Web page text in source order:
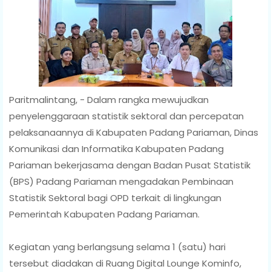
Paritmalintang, - Dalam rangka mewujudkan
penyelenggaraan statistik sektoral dan percepatan
pelaksanaannya di Kabupaten Padang Pariaman, Dinas
Komunikasi dan Informatika Kabupaten Padang
Pariaman bekerjasama dengan Badan Pusat Statistik
(BPS) Padang Pariaman mengadakan Pembinaan
Statistik Sektoral bagi OPD terkait di lingkungan
Pemerintah Kabupaten Padang Pariaman.
Kegiatan yang berlangsung selama 1 (satu) hari
tersebut diadakan di Ruang Digital Lounge Kominfo,